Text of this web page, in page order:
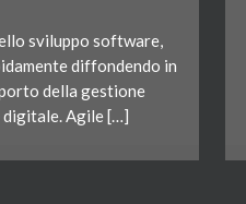
sviluppo software,
diffondendo in
della gestione
Agile […]